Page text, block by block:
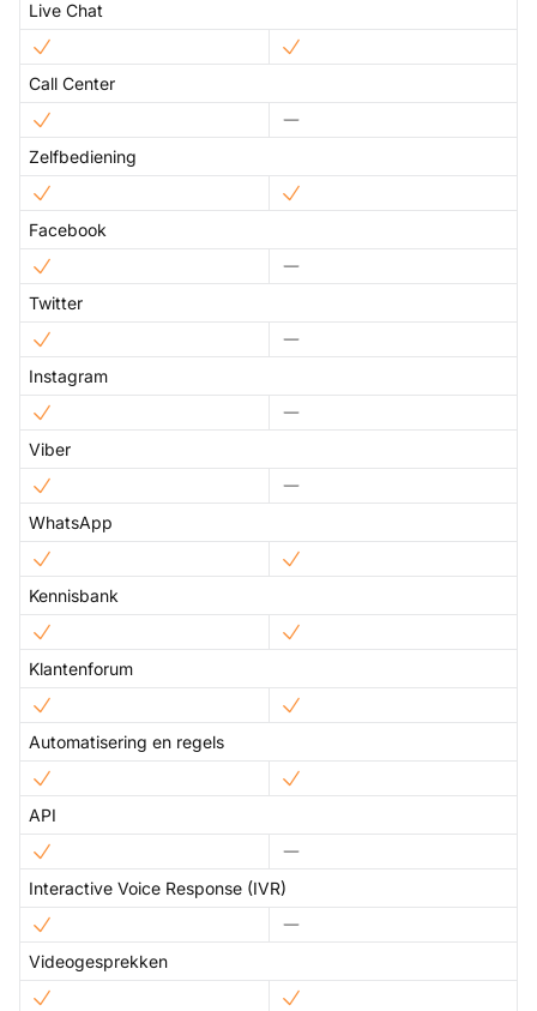
Live Chat
Call Center
Zelfbediening
Facebook
Twitter
Instagram
Viber
WhatsApp
Kennisbank
Klantenforum
Automatisering en regels
API
Interactive Voice Response (IVR)
Videogesprekken